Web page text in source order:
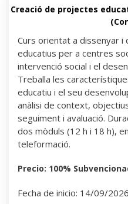
Creació de projectes
Curs orientat a dissenyar
educatius per a centres
intervenció social i el
Treballa les
educatiu i el seu
anàlisi de context,
seguiment i avaluació.
dos mòduls (12 h i 18 h),
teleformació.
Precio: 100%
Fecha de inicio: 14/09/2026